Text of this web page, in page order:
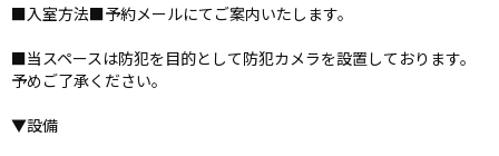
■入室方法■予約メールにてご案内いたします。
■当スペースは防犯を目的として防犯カメラを設置しております。
予めご了承ください。
▼設備